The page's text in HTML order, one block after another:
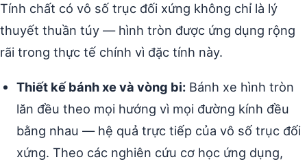
Tính chất có vô số trục đối xứng không chỉ là lý
thuyết thuần túy — hình tròn được ứng dụng rộng
rãi trong thực tế chính vì đặc tính này.
Thiết kế bánh xe và vòng bi: Bánh xe hình tròn
lăn đều theo mọi hướng vì mọi đường kính đều
bằng nhau — hệ quả trực tiếp của vô số trục đối
xứng. Theo các nghiên cứu cơ học ứng dụng,